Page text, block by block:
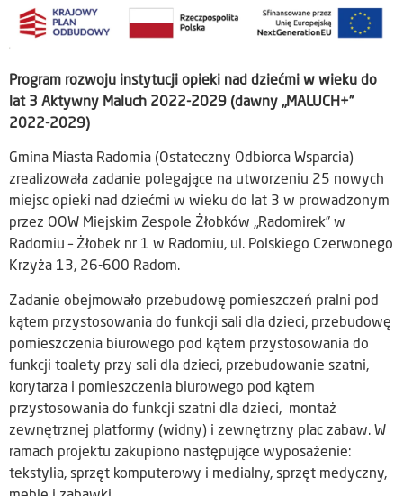
Program rozwoju instytucji opieki nad dziećmi w wieku do
lat 3 Aktywny Maluch 2022-2029 (dawny „MALUCH+”
2022-2029)
Gmina Miasta Radomia (Ostateczny Odbiorca Wsparcia)
zrealizowała zadanie polegające na utworzeniu 25 nowych
miejsc opieki nad dziećmi w wieku do lat 3 w prowadzonym
przez OOW Miejskim Zespole Żłobków „Radomirek” w
Radomiu – Żłobek nr 1 w Radomiu, ul. Polskiego Czerwonego
Krzyża 13, 26-600 Radom.
Zadanie obejmowało przebudowę pomieszczeń pralni pod
kątem przystosowania do funkcji sali dla dzieci, przebudowę
pomieszczenia biurowego pod kątem przystosowania do
funkcji toalety przy sali dla dzieci, przebudowanie szatni,
korytarza i pomieszczenia biurowego pod kątem
przystosowania do funkcji szatni dla dzieci, montaż
zewnętrznej platformy (widny) i zewnętrzny plac zabaw. W
ramach projektu zakupiono następujące wyposażenie:
tekstylia, sprzęt komputerowy i medialny, sprzęt medyczny,